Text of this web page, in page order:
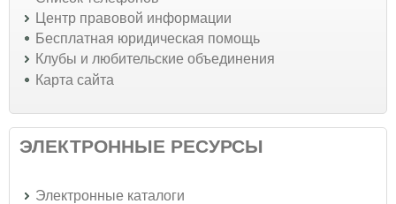
Центр правовой информации
Бесплатная юридическая помощь
Клубы и любительские объединения
Карта сайта
ЭЛЕКТРОННЫЕ РЕСУРСЫ
Электронные каталоги